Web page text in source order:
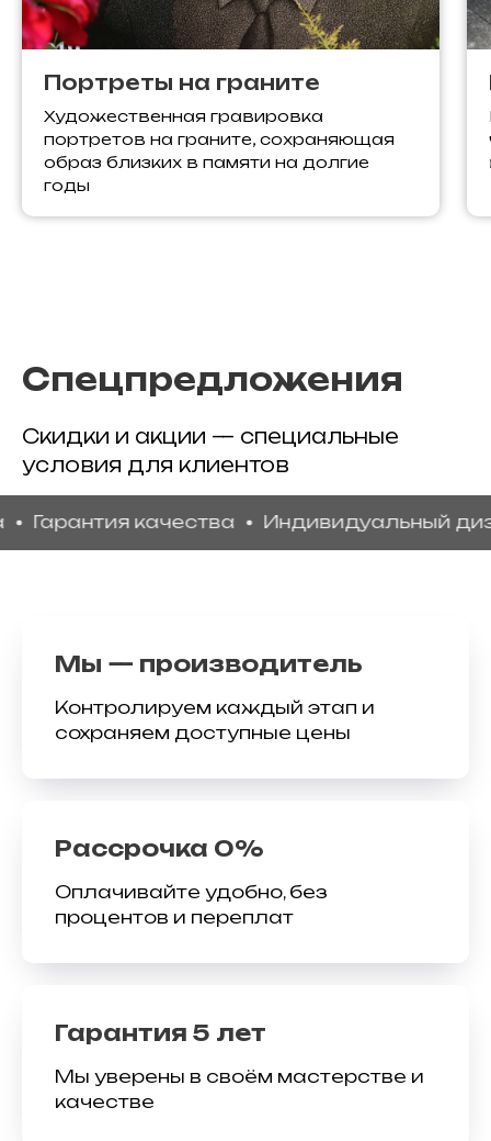
Портреты на граните
Художественная гравировка
портретов на граните, сохраняющая
образ близких в памяти на долгие
годы
Спецпредложения
Скидки и акции — специальные
условия для клиентов
качества Индивидуальный дизайн
Мы — производитель
Контролируем каждый этап и
сохраняем доступные цены
Рассрочка 0%
Оплачивайте удобно, без
процентов и переплат
Гарантия 5 лет
Мы уверены в своём мастерстве и
качестве